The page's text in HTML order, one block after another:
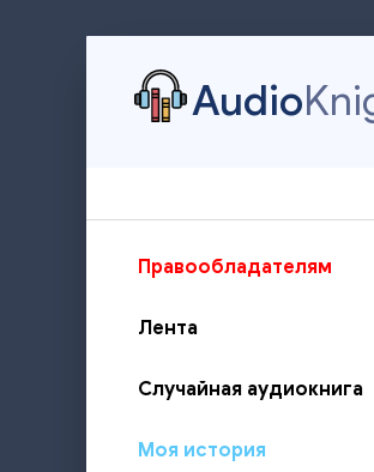
Audio
Правообладателям
Лента
Случайная аудиокнига
Моя история